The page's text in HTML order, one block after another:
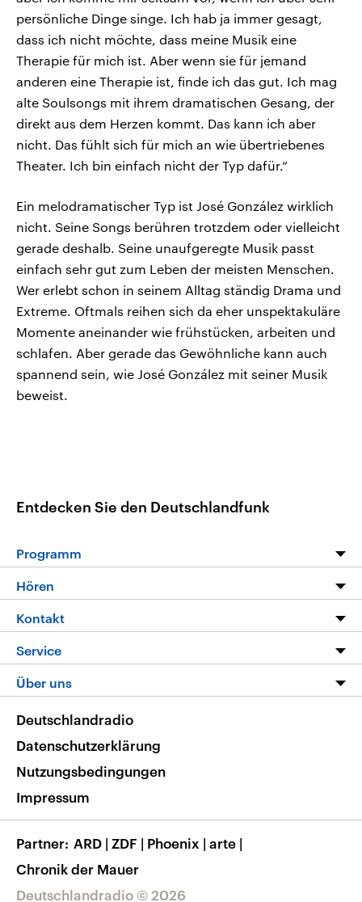
persönliche Dinge singe. Ich hab ja immer gesagt,
dass ich nicht möchte, dass meine Musik eine
Therapie für mich ist. Aber wenn sie für jemand
anderen eine Therapie ist, finde ich das gut. Ich mag
alte Soulsongs mit ihrem dramatischen Gesang, der
direkt aus dem Herzen kommt. Das kann ich aber
nicht. Das fühlt sich für mich an wie übertriebenes
Theater. Ich bin einfach nicht der Typ dafür.“
Ein melodramatischer Typ ist José González wirklich
nicht. Seine Songs berühren trotzdem oder vielleicht
gerade deshalb. Seine unaufgeregte Musik passt
einfach sehr gut zum Leben der meisten Menschen.
Wer erlebt schon in seinem Alltag ständig Drama und
Extreme. Oftmals reihen sich da eher unspektakuläre
Momente aneinander wie frühstücken, arbeiten und
schlafen. Aber gerade das Gewöhnliche kann auch
spannend sein, wie José González mit seiner Musik
beweist.
Entdecken Sie den Deutschlandfunk
Programm
Programm
Die Nachrichten
Nachrichtenleicht
Neue Beiträge auf dlf.de
Hören
Livestream
Podcasts
Deutschlandfunk App
Nachrichten App
Frequenzen
Kontakt
Hörerservice
Service
FAQ
Veranstaltungen
Musikliste
RSS
Über uns
Barrierefreiheit
Deutschlandradio © 2026
Deutschlandradio
Datenschutzerklärung
Nutzungsbedingungen
Impressum
Partner ARD | ZDF | Phoenix | arte |
Chronik der Mauer